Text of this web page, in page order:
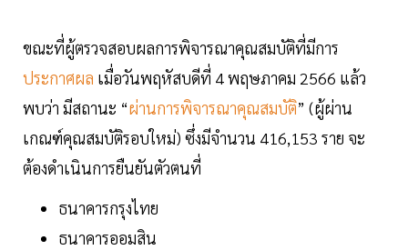
ขณะที่ผู้ตรวจสอบผลการพิจารณาคุณสมบัติที่มีการ
ประกาศผล เมื่อวันพฤหัสบดีที่ 4 พฤษภาคม 2566 แล้ว
พบว่า มีสถานะ “ผ่านการพิจารณาคุณสมบัติ” (ผู้ผ่าน
เกณฑ์คุณสมบัติรอบใหม่) ซึ่งมีจำนวน 416,153 ราย จะ
ต้องดำเนินการยืนยันตัวตนที่
ธนาคารกรุงไทย
ธนาคารออมสิน